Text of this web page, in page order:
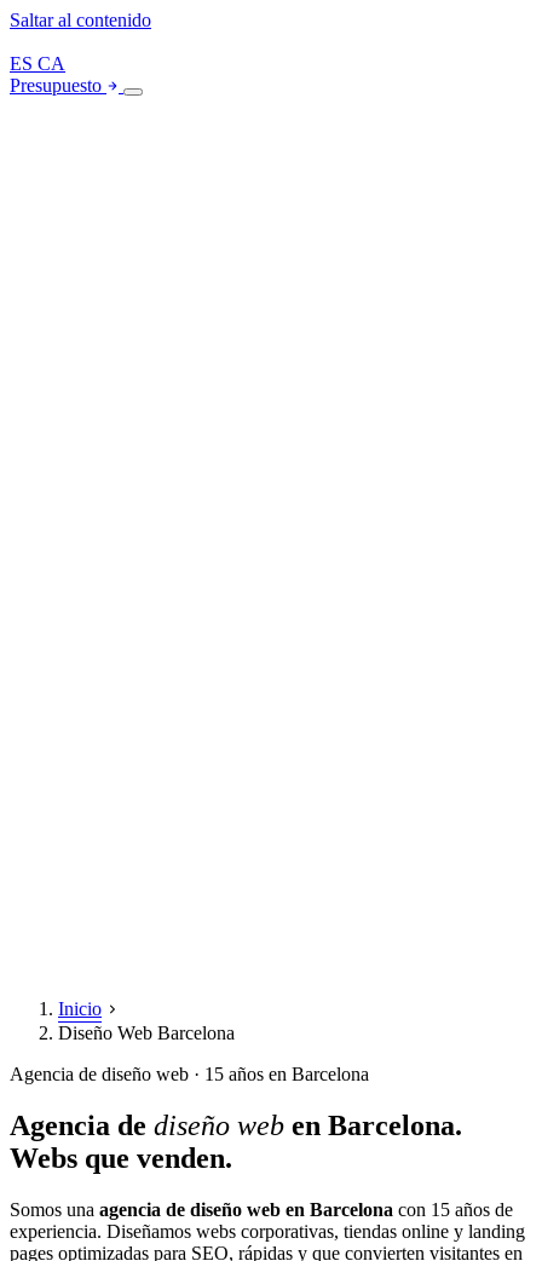
Saltar al contenido
ES CA
Presupuesto
Inicio
Diseño Web Barcelona
Agencia de diseño web · 15 años en Barcelona
Agencia de diseño web en Barcelona.
Webs que venden.
Somos una agencia de diseño web en Barcelona con 15 años de
experiencia. Diseñamos webs corporativas, tiendas online y landing
pages optimizadas para SEO, rápidas y que convierten visitantes en